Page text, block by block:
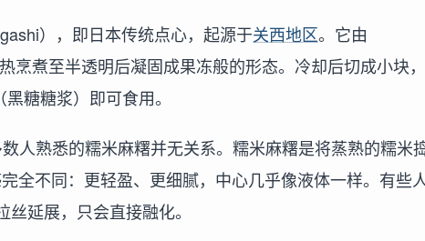
），即日本传统点心，起源于关西地区。它由
烹煮至半透明后凝固成果冻般的形态。冷却后切成小块
糖糖浆）即可食用。
人熟悉的糯米麻糬并无关系。糯米麻糬是将蒸熟的糯米
全不同：更轻盈、更细腻，中心几乎像液体一样。有些
延展，只会直接融化。